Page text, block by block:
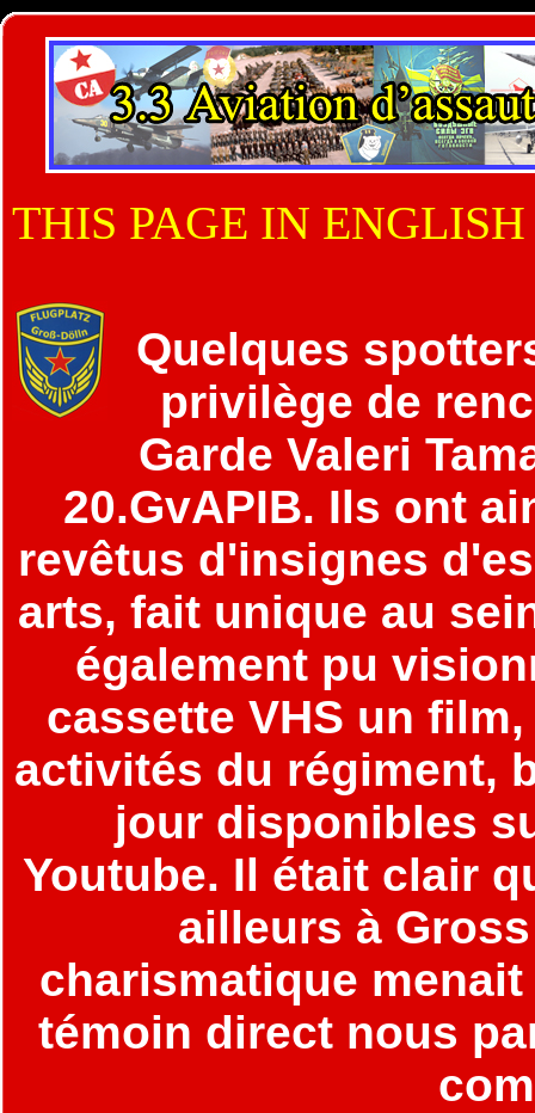
THIS PAGE IN
Quelques
privilège de
Garde Valeri
20.GvAPIB. Ils ont
revêtus d'insignes
arts, fait unique au
également pu
cassette VHS un
activités du régiment,
jour disponibles
Youtube. Il était clair
ailleurs à
charismatique
témoin direct nous